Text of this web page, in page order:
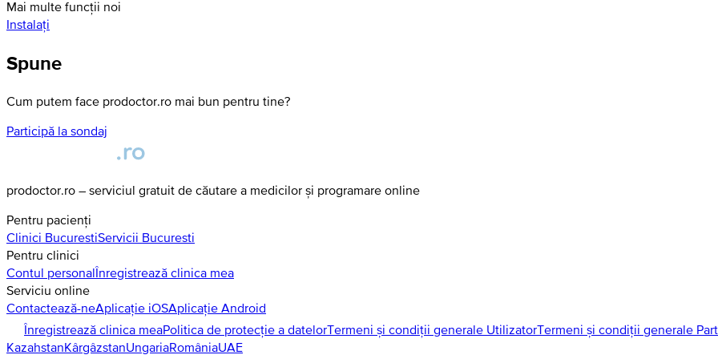
Mai multe funcții noi
Instalați
Spune
Cum putem face prodoctor.ro mai bun pentru tine?
Participă la sondaj
prodoctor.ro – serviciul gratuit de căutare a medicilor și programare online
Pentru pacienți
Clinici BucurestiServicii Bucuresti
Pentru clinici
Contul personalÎnregistrează clinica mea
Serviciu online
Contactează-neAplicație iOSAplicație Android
Înregistrează clinica meaPolitica de protecție a datelorTermeni și condiții generale UtilizatorTermeni și condiții generale
KazahstanKârgâzstanUngariaRomâniaUAE